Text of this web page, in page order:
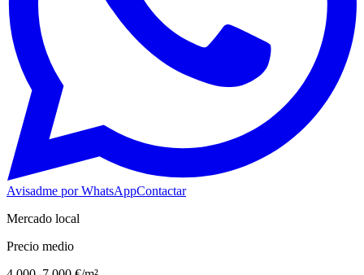
Avisadme por WhatsAppContactar
Mercado local
Precio medio